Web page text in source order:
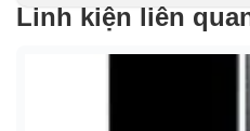
Linh kiện liên